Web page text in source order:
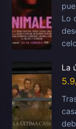
Lo
La
5.9